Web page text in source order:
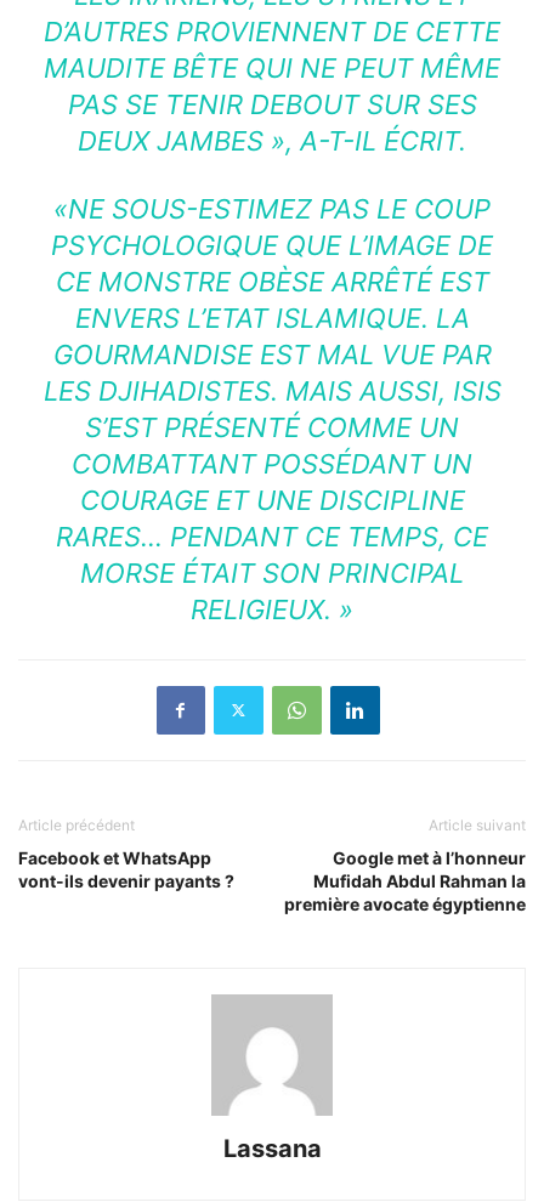
D’AUTRES PROVIENNENT DE CETTE
MAUDITE BÊTE QUI NE PEUT MÊME
PAS SE TENIR DEBOUT SUR SES
DEUX JAMBES », A-T-IL ÉCRIT.
«NE SOUS-ESTIMEZ PAS LE COUP
PSYCHOLOGIQUE QUE L’IMAGE DE
CE MONSTRE OBÈSE ARRÊTÉ EST
ENVERS L’ETAT ISLAMIQUE. LA
GOURMANDISE EST MAL VUE PAR
LES DJIHADISTES. MAIS AUSSI, ISIS
S’EST PRÉSENTÉ COMME UN
COMBATTANT POSSÉDANT UN
COURAGE ET UNE DISCIPLINE
RARES… PENDANT CE TEMPS, CE
MORSE ÉTAIT SON PRINCIPAL
RELIGIEUX. »
Article précédent
Facebook et WhatsApp
vont-ils devenir payants ?
Article suivant
Google met à l’honneur
Mufidah Abdul Rahman la
première avocate égyptienne
Lassana